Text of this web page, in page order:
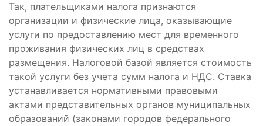
Так, плательщиками налога признаются
организации и физические лица, оказывающие
услуги по предоставлению мест для временного
проживания физических лиц в средствах
размещения. Налоговой базой является стоимость
такой услуги без учета сумм налога и НДС. Ставка
устанавливается нормативными правовыми
актами представительных органов муниципальных
образований (законами городов федерального